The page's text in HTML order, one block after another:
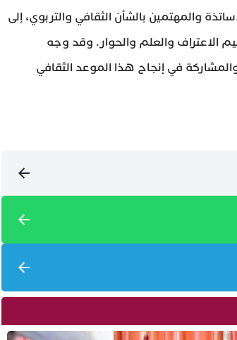
والمهتمين بالشأن الثقافي والتربوي، إلى
الاعتراف والعلم والحوار. وقد وجه
في إنجاح هذا الموعد الثقافي